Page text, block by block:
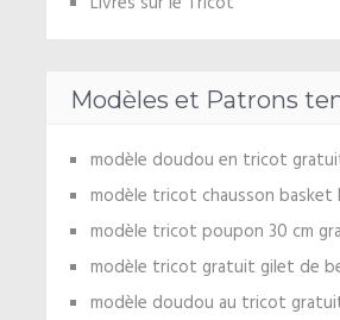
Modèles et Patrons
modèle doudou en tricot
modèle tricot chausson basket
modèle tricot poupon 30 cm
modèle tricot gratuit gilet de
modèle doudou au tricot